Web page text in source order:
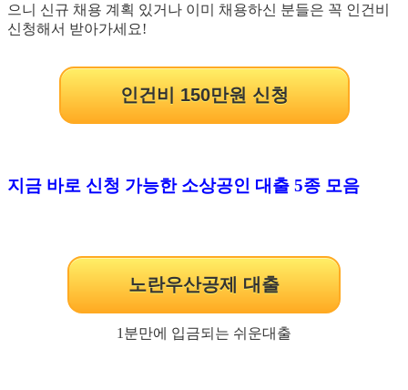
으니 신규 채용 계획 있거나 이미 채용하신 분들은 꼭 인건비
신청해서 받아가세요!
인건비 150만원 신청
지금 바로 신청 가능한 소상공인 대출 5종 모음
노란우산공제 대출
1분만에 입금되는 쉬운대출